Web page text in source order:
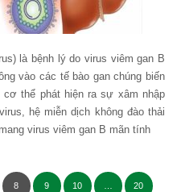
là bệnh lý do virus viêm gan B
vào các tế bào gan chúng biến
thể phát hiện ra sự xâm nhập
hệ miễn dịch không đào thải
virus viêm gan B mãn tính
8 9 10 20